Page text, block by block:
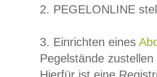
2. PEGELONLINE
3. Einrichten eines
Pegelstände